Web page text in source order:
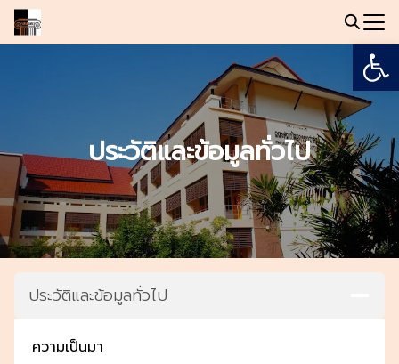
Skip
ประวัติและข้อมูลทั่วไป
ประวัติและข้อมูลทั่วไป
ความเป็นมา